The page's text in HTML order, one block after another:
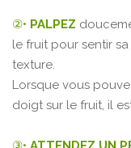
②• PALPEZ
le fruit pour sentir sa
texture.
Lorsque vous
doigt sur le fruit, il